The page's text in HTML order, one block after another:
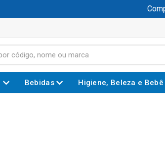
Compre
Bebidas Higiene, Beleza e Bebê